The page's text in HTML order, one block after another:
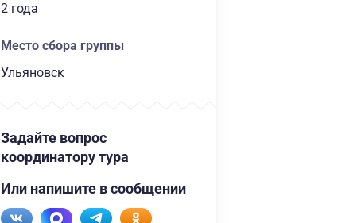
2 года
Место сбора группы
Ульяновск
Задайте вопрос
координатору тура
Или напишите в сообщении